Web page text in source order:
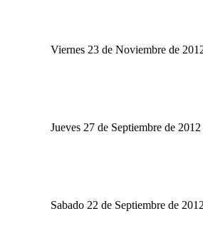
Viernes 23 de Noviembre de
Jueves 27 de Septiembre de 2012
Sabado 22 de Septiembre de 2012